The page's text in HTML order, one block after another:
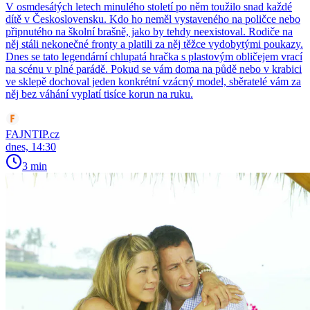
V osmdesátých letech minulého století po něm toužilo snad každé
dítě v Československu. Kdo ho neměl vystaveného na poličce nebo
připnutého na školní brašně, jako by tehdy neexistoval. Rodiče na
něj stáli nekonečné fronty a platili za něj těžce vydobytými poukazy.
Dnes se tato legendární chlupatá hračka s plastovým obličejem vrací
na scénu v plné parádě. Pokud se vám doma na půdě nebo v krabici
ve sklepě dochoval jeden konkrétní vzácný model, sběratelé vám za
něj bez váhání vyplatí tisíce korun na ruku.
FAJNTIP.cz
dnes, 14:30
3 min